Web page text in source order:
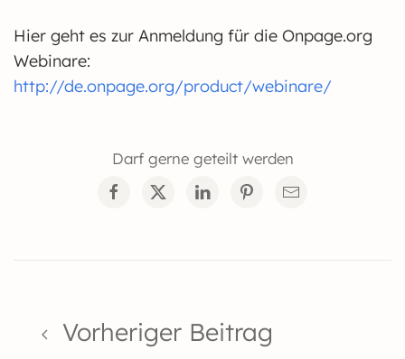
Hier geht es zur Anmeldung für die Onpage.org
Webinare:
http://de.onpage.org/product/webinare/
Darf gerne geteilt werden
Vorheriger Beitrag